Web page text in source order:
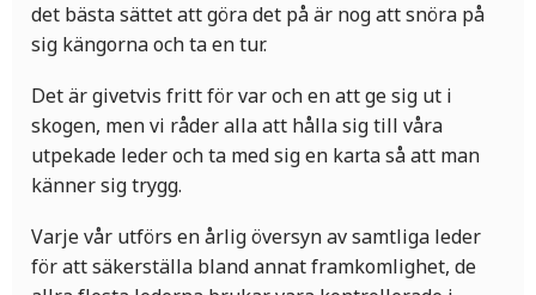
det bästa sättet att göra det på är nog att snöra på
sig kängorna och ta en tur.
Det är givetvis fritt för var och en att ge sig ut i
skogen, men vi råder alla att hålla sig till våra
utpekade leder och ta med sig en karta så att man
känner sig trygg.
Varje vår utförs en årlig översyn av samtliga leder
för att säkerställa bland annat framkomlighet, de